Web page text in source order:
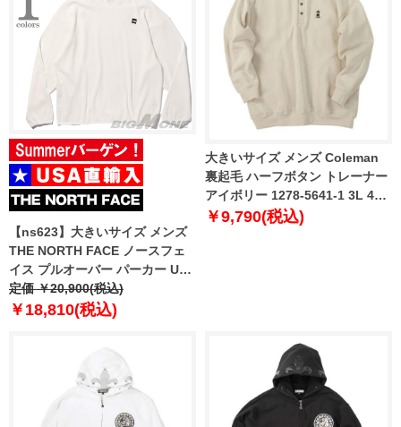
【ns623】大きいサイズ メンズ
THE NORTH FACE ノースフェ
イス プルオーバー パーカー USA
直輸入 nm5pr01l
定価 ￥20,900(税込)
￥18,810(税込)
大きいサイズ メンズ Coleman
裏起毛 ハーフボタン トレーナー
アイボリー 1278-5641-1 3L 4L
5L 6L 8L
￥9,790(税込)